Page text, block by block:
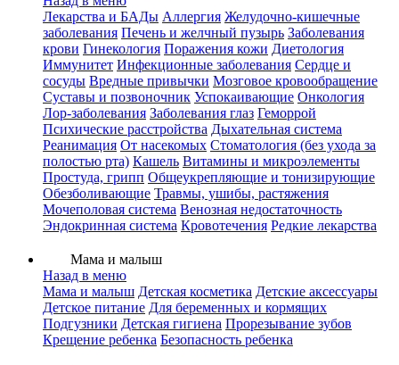
Лекарства и БАДы Аллергия Желудочно-кишечные
заболевания Печень и желчный пузырь Заболевания
крови Гинекология Поражения кожи Диетология
Иммунитет Инфекционные заболевания Сердце и
сосуды Вредные привычки Мозговое кровообращение
Суставы и позвоночник Успокаивающие Онкология
Лор-заболевания Заболевания глаз Геморрой
Психические расстройства Дыхательная система
Реанимация От насекомых Стоматология (без ухода за
полостью рта) Кашель Витамины и микроэлементы
Простуда, грипп Общеукрепляющие и тонизирующие
Обезболивающие Травмы, ушибы, растяжения
Мочеполовая система Венозная недостаточность
Эндокринная система Кровотечения Редкие лекарства
Мама и малыш
Назад в меню
Мама и малыш Детская косметика Детские аксессуары
Детское питание Для беременных и кормящих
Подгузники Детская гигиена Прорезывание зубов
Крещение ребенка Безопасность ребенка